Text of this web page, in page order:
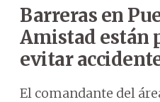
Barreras en
Amistad están
evitar
El comandante del